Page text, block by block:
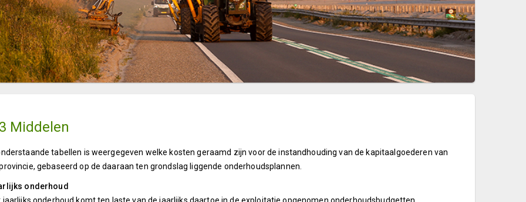
Middelen
tabellen is weergegeven welke kosten geraamd zijn voor de instandhouding van de kapitaalgoederen van
gebaseerd op de daaraan ten grondslag liggende onderhoudsplannen.
onderhoud